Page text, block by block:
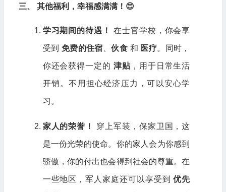
三、 其他福利，幸福感满满！😊
学习期间的待遇！ 在士官学校，你会享
受到 免费的住宿 、伙食 和 医疗。同时，
你还会获得一定的 津贴，用于日常生活
开销。不用担心经济压力，可以安心学
习。
家人的荣誉！ 穿上军装，保家卫国，这
是一份光荣的使命。你的家人会为你感到
骄傲，你的付出也会得到社会的尊重。在
一些地区，军人家庭还可以享受到优先